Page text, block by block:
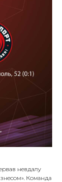
невдалу
Команда